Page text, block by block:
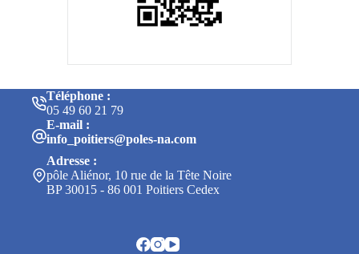
Téléphone :
05 49 60 21 79
E-mail :
info_poitiers@poles-na.com
Adresse :
pôle Aliénor, 10 rue de la Tête Noire
BP 30015 - 86 001 Poitiers Cedex